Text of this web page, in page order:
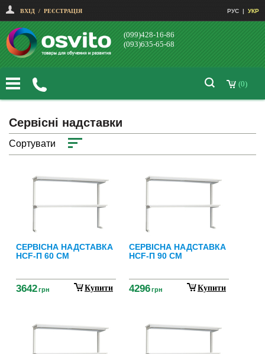
ВХІД / РЕЄСТРАЦІЯ РУС | УКР
(099)428-16-86
(093)635-65-68
(0)
Сервісні надставки
Сортувати
СЕРВІСНА НАДСТАВКА
НСF-П 60 СМ
3642грн Купити
СЕРВІСНА НАДСТАВКА
НСF-П 90 СМ
4296грн Купити